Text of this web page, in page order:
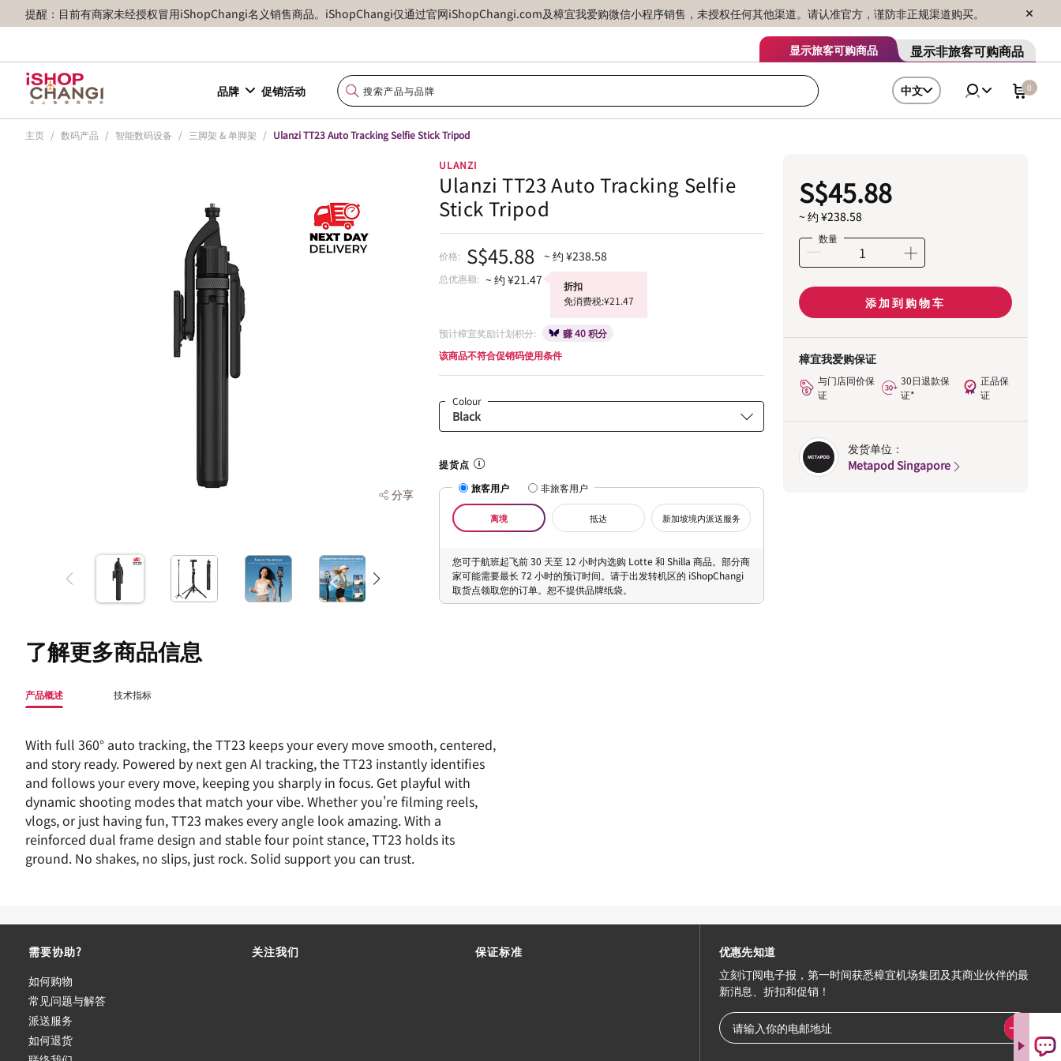
提醒：目前有商家未经授权冒用iShopChangi名义销售商品。iShopChangi仅通过官网iShopChangi.com及樟宜我爱购微信小程序销售，未授权任何其他渠道。请认准官方，谨防非正规渠道购买。
显示旅客可购商品 显示非旅客可购商品
品牌 促销活动 中文 0
主页 / 数码产品 / 智能数码设备 / 三脚架 & 单脚架 / Ulanzi TT23 Auto Tracking Selfie Stick Tripod
分享
ULANZI
Ulanzi TT23 Auto Tracking Selfie
Stick Tripod
价格: S$45.88 ~ 约 ¥238.58
总优惠额: ~ 约 ¥21.47
折扣
免消费税:¥21.47
预计樟宜奖励计划积分:
赚 40 积分
该商品不符合促销码使用条件
Colour
提货点
旅客用户
非旅客用户
离境 抵达 新加坡境内派送服务
您可于航班起飞前 30 天至 12 小时内选购 Lotte 和 Shilla 商品。部分商
家可能需要最长 72 小时的预订时间。请于出发转机区的 iShopChangi
取货点领取您的订单。恕不提供品牌纸袋。
S$45.88
~ 约 ¥238.58
数量
添加到购物车
樟宜我爱购保证
与门店同价保
证
30日退款保
证*
正品保
证
发货单位：
Metapod Singapore
了解更多商品信息
产品概述 技术指标
With full 360° auto tracking, the TT23 keeps your every move smooth, centered,
and story ready. Powered by next gen AI tracking, the TT23 instantly identifies
and follows your every move, keeping you sharply in focus. Get playful with
dynamic shooting modes that match your vibe. Whether you're filming reels,
vlogs, or just having fun, TT23 makes every angle look amazing. With a
reinforced dual frame design and stable four point stance, TT23 holds its
ground. No shakes, no slips, just rock. Solid support you can trust.
需要协助?
如何购物
常见问题与解答
派送服务
如何退货
关注我们 保证标准
优惠先知道
立刻订阅电子报，第一时间获悉樟宜机场集团及其商业伙伴的最
新消息、折扣和促销！